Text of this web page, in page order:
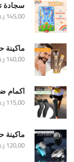
سجادة
145,00
ماكينة
140,00
اكمام
115,00
ماكينة
120,00